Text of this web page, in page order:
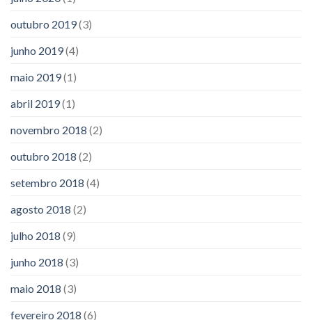
outubro 2019(3)
junho 2019(4)
maio 2019(1)
abril 2019(1)
novembro 2018 (2)
outubro 2018 (2)
setembro 2018 (4)
agosto 2018 (2)
julho 2018 (9)
junho 2018 (3)
maio 2018 (3)
fevereiro 2018 (6)